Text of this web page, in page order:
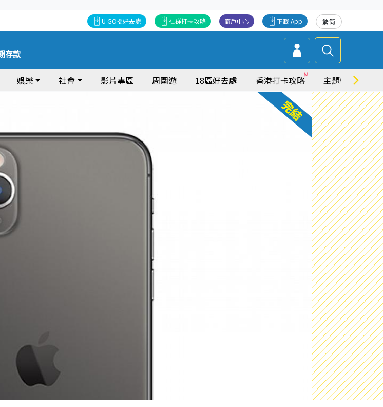
繁简
下載 App
商戶中心
社群打卡攻略
U GO搵好去處
存款
娛樂 社會 影片專區 周圍遊 18區好去處 香港打卡攻略 主題特集